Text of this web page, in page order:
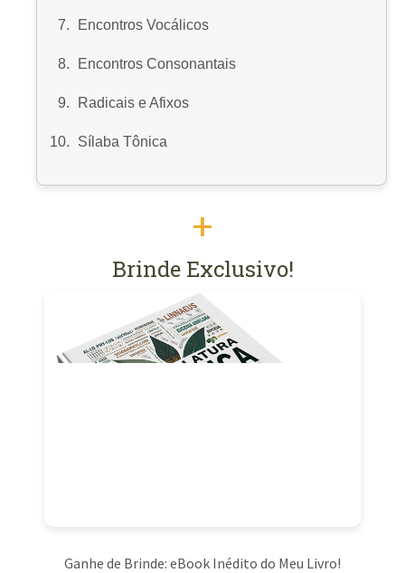
Encontros Vocálicos
Encontros Consonantais
Radicais e Afixos
Sílaba Tônica
+
Brinde Exclusivo!
Ganhe de Brinde: eBook Inédito do Meu Livro!